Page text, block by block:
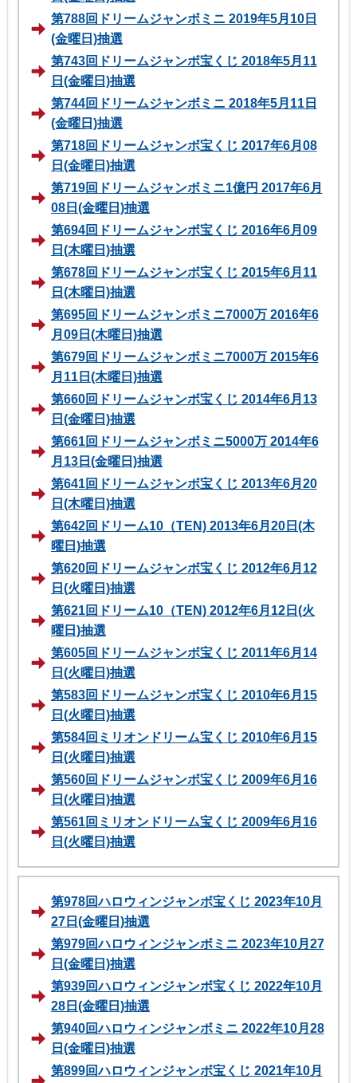
第788回ドリームジャンボミニ 2019年5月10日
(金曜日)抽選
第743回ドリームジャンボ宝くじ 2018年5月11
日(金曜日)抽選
第744回ドリームジャンボミニ 2018年5月11日
(金曜日)抽選
第718回ドリームジャンボ宝くじ 2017年6月08
日(金曜日)抽選
第719回ドリームジャンボミニ1億円 2017年6月
08日(金曜日)抽選
第694回ドリームジャンボ宝くじ 2016年6月09
日(木曜日)抽選
第678回ドリームジャンボ宝くじ 2015年6月11
日(木曜日)抽選
第695回ドリームジャンボミニ7000万 2016年6
月09日(木曜日)抽選
第679回ドリームジャンボミニ7000万 2015年6
月11日(木曜日)抽選
第660回ドリームジャンボ宝くじ 2014年6月13
日(金曜日)抽選
第661回ドリームジャンボミニ5000万 2014年6
月13日(金曜日)抽選
第641回ドリームジャンボ宝くじ 2013年6月20
日(木曜日)抽選
第642回ドリーム10（TEN) 2013年6月20日(木
曜日)抽選
第620回ドリームジャンボ宝くじ 2012年6月12
日(火曜日)抽選
第621回ドリーム10（TEN) 2012年6月12日(火
曜日)抽選
第605回ドリームジャンボ宝くじ 2011年6月14
日(火曜日)抽選
第583回ドリームジャンボ宝くじ 2010年6月15
日(火曜日)抽選
第584回ミリオンドリーム宝くじ 2010年6月15
日(火曜日)抽選
第560回ドリームジャンボ宝くじ 2009年6月16
日(火曜日)抽選
第561回ミリオンドリーム宝くじ 2009年6月16
日(火曜日)抽選
第978回ハロウィンジャンボ宝くじ 2023年10月
27日(金曜日)抽選
第979回ハロウィンジャンボミニ 2023年10月27
日(金曜日)抽選
第939回ハロウィンジャンボ宝くじ 2022年10月
28日(金曜日)抽選
第940回ハロウィンジャンボミニ 2022年10月28
日(金曜日)抽選
第899回ハロウィンジャンボ宝くじ 2021年10月